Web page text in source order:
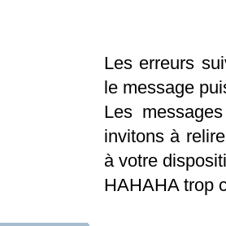
Les erreurs
le message
Les
invitons à
à votre
HAHAHA trop